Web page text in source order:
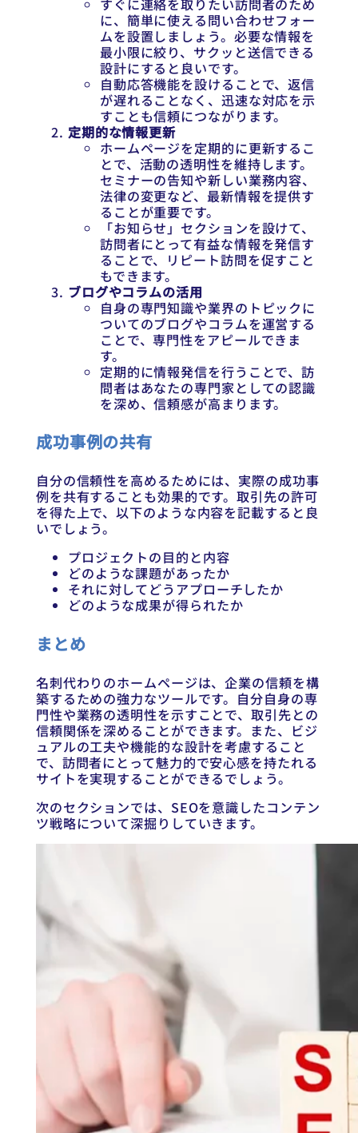
すぐに連絡を取りたい訪問者のため
に、簡単に使える問い合わせフォー
ムを設置しましょう。必要な情報を
最小限に絞り、サクッと送信できる
設計にすると良いです。
自動応答機能を設けることで、返信
が遅れることなく、迅速な対応を示
すことも信頼につながります。
定期的な情報更新
ホームページを定期的に更新するこ
とで、活動の透明性を維持します。
セミナーの告知や新しい業務内容、
法律の変更など、最新情報を提供す
ることが重要です。
「お知らせ」セクションを設けて、
訪問者にとって有益な情報を発信す
ることで、リピート訪問を促すこと
もできます。
ブログやコラムの活用
自身の専門知識や業界のトピックに
ついてのブログやコラムを運営する
ことで、専門性をアピールできま
す。
定期的に情報発信を行うことで、訪
問者はあなたの専門家としての認識
を深め、信頼感が高まります。
成功事例の共有
自分の信頼性を高めるためには、実際の成功事
例を共有することも効果的です。取引先の許可
を得た上で、以下のような内容を記載すると良
いでしょう。
プロジェクトの目的と内容
どのような課題があったか
それに対してどうアプローチしたか
どのような成果が得られたか
まとめ
名刺代わりのホームページは、企業の信頼を構
築するための強力なツールです。自分自身の専
門性や業務の透明性を示すことで、取引先との
信頼関係を深めることができます。また、ビジ
ュアルの工夫や機能的な設計を考慮すること
で、訪問者にとって魅力的で安心感を持たれる
サイトを実現することができるでしょう。
次のセクションでは、SEOを意識したコンテン
ツ戦略について深掘りしていきます。